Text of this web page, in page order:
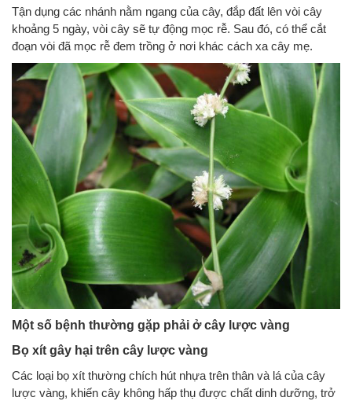
Tận dụng các nhánh nằm ngang của cây, đắp đất lên vòi cây
khoảng 5 ngày, vòi cây sẽ tự động mọc rễ. Sau đó, có thể cắt
đoạn vòi đã mọc rễ đem trồng ở nơi khác cách xa cây mẹ.
Một số bệnh thường gặp phải ở cây lược vàng
Bọ xít gây hại trên cây lược vàng
Các loại bọ xít thường chích hút nhựa trên thân và lá của cây
lược vàng, khiến cây không hấp thụ được chất dinh dưỡng, trở